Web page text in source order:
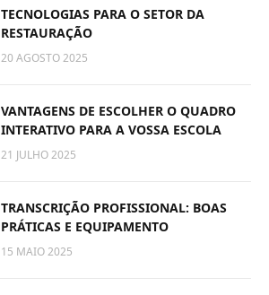
TECNOLOGIAS PARA O SETOR DA
RESTAURAÇÃO
20 AGOSTO 2025
VANTAGENS DE ESCOLHER O QUADRO
INTERATIVO PARA A VOSSA ESCOLA
21 JULHO 2025
TRANSCRIÇÃO PROFISSIONAL: BOAS
PRÁTICAS E EQUIPAMENTO
15 MAIO 2025